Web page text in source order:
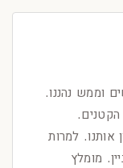
שלנו, היינו 2 אנשים וממש נהננו.
אותנו. למרות
מומלץ